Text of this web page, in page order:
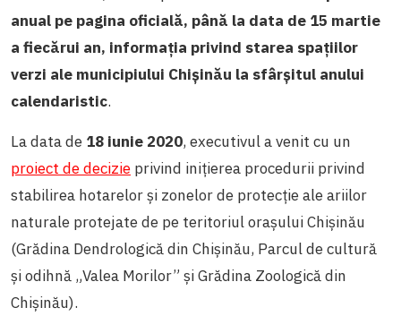
anual pe pagina oficială, până la data de 15 martie
a fiecărui an, informația privind starea spațiilor
verzi ale municipiului Chișinău la sfârșitul anului
calendaristic.
La data de 18 iunie 2020, executivul a venit cu un
proiect de decizie privind inițierea procedurii privind
stabilirea hotarelor și zonelor de protecție ale ariilor
naturale protejate de pe teritoriul orașului Chișinău
(Grădina Dendrologică din Chișinău, Parcul de cultură
și odihnă „Valea Morilor” și Grădina Zoologică din
Chișinău).